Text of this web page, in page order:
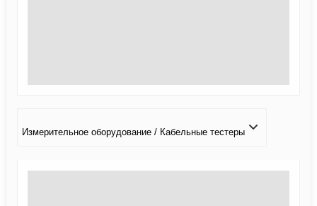
Измерительное оборудование / Кабельные тестеры